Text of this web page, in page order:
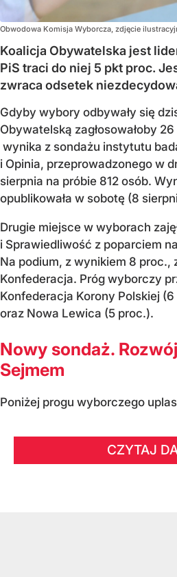
Obwodowa Komisja Wyborcza, zdjęcie
Koalicja Obywatelska jest
PiS traci do niej 5 pkt proc.
zwraca odsetek
Gdyby wybory odbywały się
Obywatelską zagłosowałoby
wynika z sondażu instytutu
i Opinia, przeprowadzonego w
sierpnia na próbie 812 osób.
opublikowała w sobotę (8
Drugie miejsce w wyborach
i Sprawiedliwość z poparciem
Na podium, z wynikiem 8 proc.,
Konfederacja. Próg wyborczy
Konfederacja Korony Polskiej
oraz Nowa Lewica (5 proc.).
Nowy sondaż.
Sejmem
Poniżej progu wyborczego
CZYTAJ